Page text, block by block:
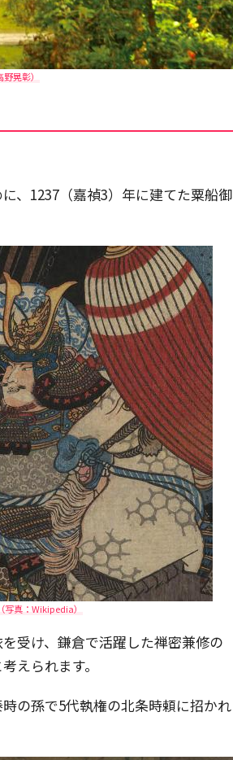
晃彰）
、1237（嘉禎3）年に建てた粟船御
真：Wikipedia）
受け、鎌倉で活躍した禅密兼修の
えられます。
の孫で5代執権の北条時頼に招かれ